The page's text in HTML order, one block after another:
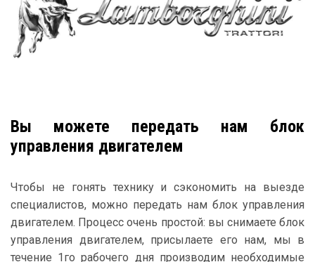
Вы можете передать нам блок
управления двигателем
Чтобы не гонять технику и сэкономить на выезде
специалистов, можно передать нам блок управления
двигателем. Процесс очень простой: вы снимаете блок
управления двигателем, присылаете его нам, мы в
течение 1го рабочего дня производим необходимые